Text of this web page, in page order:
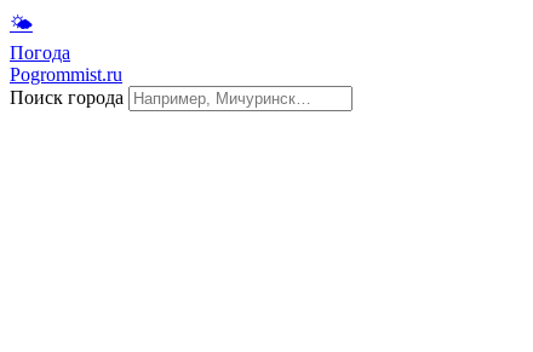
🌤
Погода
Pogrommist.ru
Поиск города